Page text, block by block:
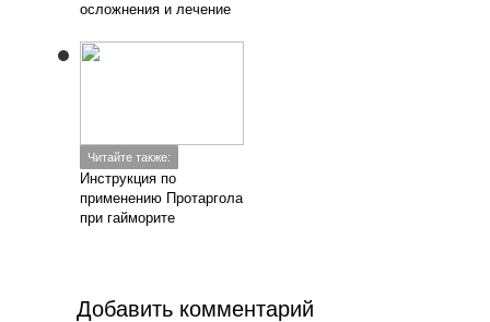
осложнения и лечение
Читайте также:
Инструкция по
применению Протаргола
при гайморите
Добавить комментарий